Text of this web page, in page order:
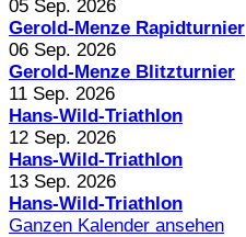
05 Sep. 2026
Gerold-Menze Rapidturnier
06 Sep. 2026
Gerold-Menze Blitzturnier
11 Sep. 2026
Hans-Wild-Triathlon
12 Sep. 2026
Hans-Wild-Triathlon
13 Sep. 2026
Hans-Wild-Triathlon
Ganzen Kalender ansehen